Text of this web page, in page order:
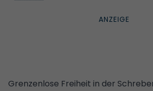
Grenzenlose Freiheit in der